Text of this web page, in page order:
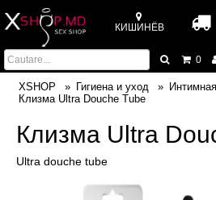
КИШИНЁВ
0
XSHOP Гигиена и уход
Клизма Ultra Douche Tube
Клизма Ultra
Ultra douche tube